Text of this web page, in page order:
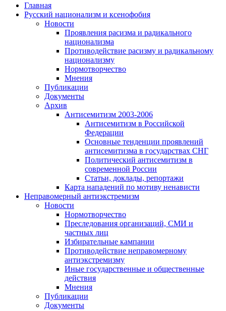
Главная
Русский национализм и ксенофобия
Новости
Проявления расизма и радикального
национализма
Противодействие расизму и радикальному
национализму
Нормотворчество
Мнения
Публикации
Документы
Архив
Антисемитизм 2003-2006
Антисемитизм в Российской
Федерации
Основные тенденции проявлений
антисемитизма в государствах СНГ
Политический антисемитизм в
современной России
Статьи, доклады, репортажи
Карта нападений по мотиву ненависти
Неправомерный антиэкстремизм
Новости
Нормотворчество
Преследования организаций, СМИ и
частных лиц
Избирательные кампании
Противодействие неправомерному
антиэкстремизму
Иные государственные и общественные
действия
Мнения
Публикации
Документы